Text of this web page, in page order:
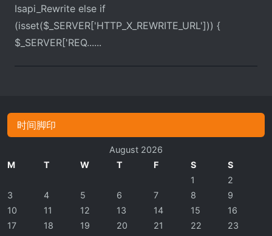
Isapi_Rewrite else if
(isset($_SERVER['HTTP_X_REWRITE_URL'])) {
$_SERVER['REQ......
时间脚印
August 2026
M
T W T F S S
1
2
3
4 5 6 7 8
9
10
11 12 13 14 15
16
17
18 19 20 21 22
23